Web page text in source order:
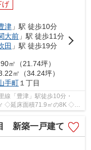
げ
津」駅 徒歩10分
大前」駅 徒歩11分
田 」駅 徒歩19分
㎡（21.74坪）
㎡（34.24坪）
手町１丁目
「豊津」駅徒歩10分・
◇延床面積71.9㎡の8K ◇南
おります ...
新築一戸建て